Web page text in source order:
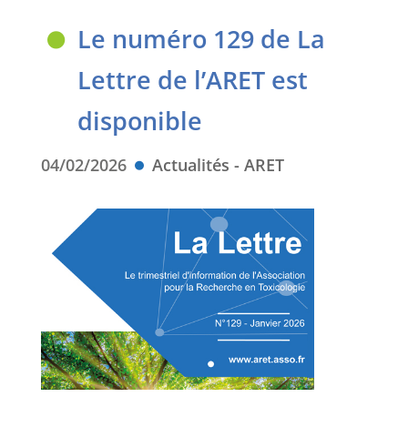
Le numéro 129 de La
Lettre de l’ARET est
disponible
04/02/2026 Actualités - ARET